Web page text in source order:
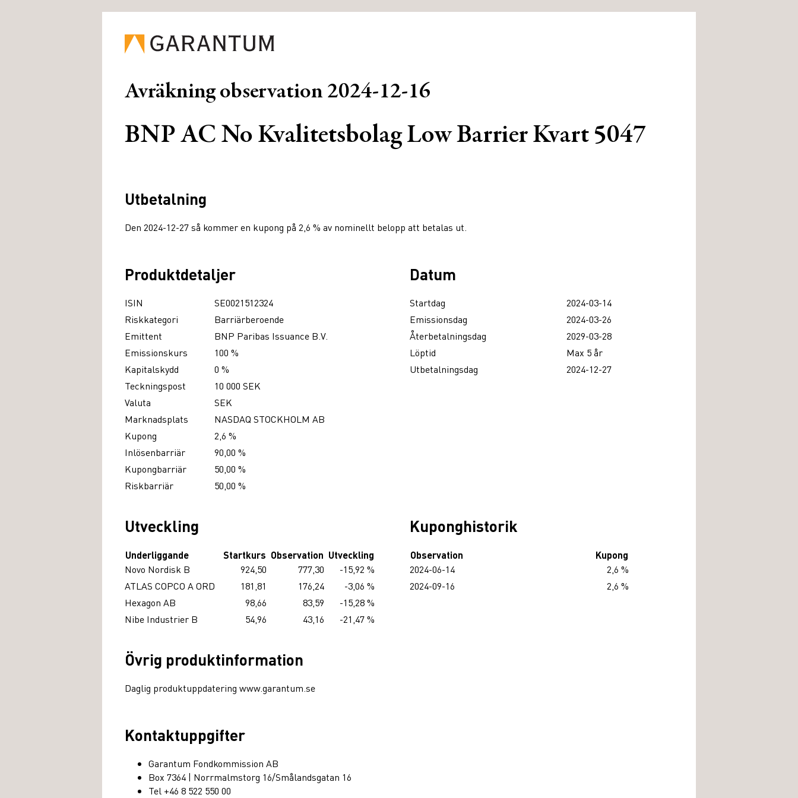
Avräkning observation 2024-12-16
BNP AC No Kvalitetsbolag Low Barrier Kvart 5047
Utbetalning
Den 2024-12-27 så kommer en kupong på 2,6 % av nominellt belopp att betalas ut.
Produktdetaljer
ISIN
SE0021512324
Riskkategori
Barriärberoende
Emittent
BNP Paribas Issuance B.V.
Emissionskurs
100 %
Kapitalskydd
0 %
Teckningspost
10 000 SEK
Valuta
SEK
Marknadsplats
NASDAQ STOCKHOLM AB
Kupong
2,6 %
Inlösenbarriär
90,00 %
Kupongbarriär
50,00 %
Riskbarriär
50,00 %
Datum
Startdag
2024-03-14
Emissionsdag
2024-03-26
Återbetalningsdag
2029-03-28
Löptid
Max 5 år
Utbetalningsdag
2024-12-27
Utveckling
Underliggande Startkurs Observation Utveckling
Novo Nordisk B
924,50 777,30
-15,92 %
ATLAS COPCO A ORD
181,81 176,24
-3,06 %
Hexagon AB
98,66 83,59
-15,28 %
Nibe Industrier B
54,96 43,16 -21,47 %
Kuponghistorik
Observation
Kupong
2024-06-14
2,6 %
2024-09-16
2,6 %
Övrig produktinformation
Daglig produktuppdatering www.garantum.se
Kontaktuppgifter
Garantum Fondkommission AB
Box 7364 | Norrmalmstorg 16/Smålandsgatan 16
Tel +46 8 522 550 00